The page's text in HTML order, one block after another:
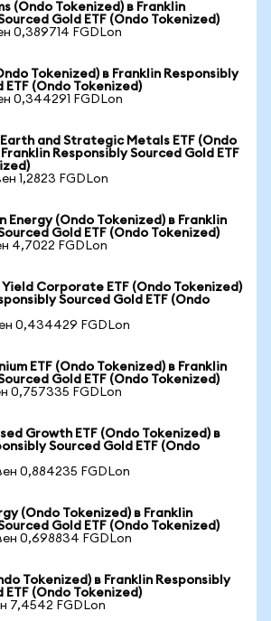
(Ondo Tokenized) в Franklin
Gold ETF (Ondo Tokenized)
0,389714 FGDLon
Tokenized) в Franklin Responsibly
ETF (Ondo Tokenized)
0,344291 FGDLon
Earth and Strategic Metals ETF (Ondo
Responsibly Sourced Gold ETF
1,2823 FGDLon
Energy (Ondo Tokenized) в Franklin
Gold ETF (Ondo Tokenized)
4,7022 FGDLon
Yield Corporate ETF (Ondo Tokenized)
Sourced Gold ETF (Ondo
0,434429 FGDLon
ETF (Ondo Tokenized) в Franklin
Gold ETF (Ondo Tokenized)
0,757335 FGDLon
Growth ETF (Ondo Tokenized) в
Sourced Gold ETF (Ondo
0,884235 FGDLon
(Ondo Tokenized) в Franklin
Gold ETF (Ondo Tokenized)
0,698834 FGDLon
Tokenized) в Franklin Responsibly
ETF (Ondo Tokenized)
7,4542 FGDLon